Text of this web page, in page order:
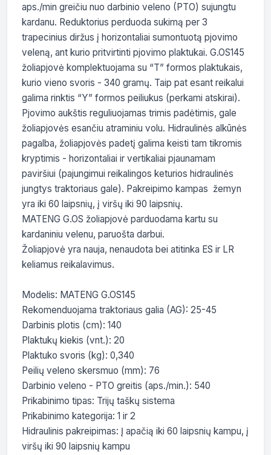
aps./min greičiu nuo darbinio veleno (PTO) sujungtu
kardanu. Reduktorius perduoda sukimą per 3
trapecinius diržus į horizontaliai sumontuotą pjovimo
veleną, ant kurio pritvirtinti pjovimo plaktukai. G.OS145
žoliapjovė komplektuojama su “T” formos plaktukais,
kurio vieno svoris - 340 gramų. Taip pat esant reikalui
galima rinktis “Y” formos peiliukus (perkami atskirai).
Pjovimo aukštis reguliuojamas trimis padėtimis, gale
žoliapjovės esančiu atraminiu volu. Hidraulinės alkūnės
pagalba, žoliapjovės padetį galima keisti tam tikromis
kryptimis - horizontaliai ir vertikaliai pjaunamam
paviršiui (pajungimui reikalingos keturios hidraulinės
jungtys traktoriaus gale). Pakreipimo kampas  žemyn
yra iki 60 laipsnių, į viršų iki 90 laipsnių.
MATENG G.OS žoliapjovė parduodama kartu su
kardaniniu velenu, paruošta darbui.
Žoliapjovė yra nauja, nenaudota bei atitinka ES ir LR
keliamus reikalavimus.
Modelis: MATENG G.OS145
Rekomenduojama traktoriaus galia (AG): 25-45
Darbinis plotis (cm): 140
Plaktukų kiekis (vnt.): 20
Plaktuko svoris (kg): 0,340
Peilių veleno skersmuo (mm): 76
Darbinio veleno - PTO greitis (aps./min.): 540
Prikabinimo tipas: Trijų taškų sistema
Prikabinimo kategorija: 1 ir 2
Hidraulinis pakreipimas: Į apačią iki 60 laipsnių kampu, į
viršų iki 90 laipsnių kampu